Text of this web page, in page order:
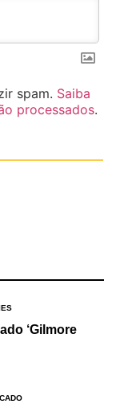
spam. Saiba
processados.
‘Gilmore